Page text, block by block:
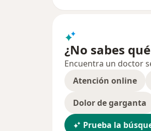
¿No sabes
Encuentra un doctor
Atención online
Dolor de garganta
Prueba la